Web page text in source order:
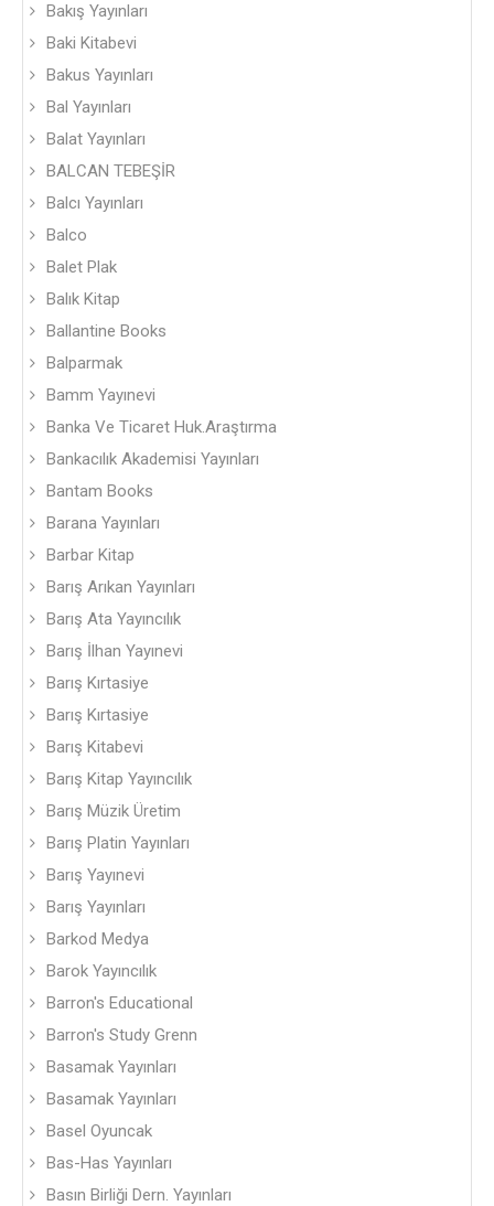
Bakış Yayınları
Baki Kitabevi
Bakus Yayınları
Bal Yayınları
Balat Yayınları
BALCAN TEBEŞİR
Balcı Yayınları
Balco
Balet Plak
Balık Kitap
Ballantine Books
Balparmak
Bamm Yayınevi
Banka Ve Ticaret Huk.Araştırma
Bankacılık Akademisi Yayınları
Bantam Books
Barana Yayınları
Barbar Kitap
Barış Arıkan Yayınları
Barış Ata Yayıncılık
Barış İlhan Yayınevi
Barış Kırtasiye
Barış Kırtasiye
Barış Kitabevi
Barış Kitap Yayıncılık
Barış Müzik Üretim
Barış Platin Yayınları
Barış Yayınevi
Barış Yayınları
Barkod Medya
Barok Yayıncılık
Barron's Educational
Barron's Study Grenn
Basamak Yayınları
Basamak Yayınları
Basel Oyuncak
Bas-Has Yayınları
Basın Birliği Dern. Yayınları